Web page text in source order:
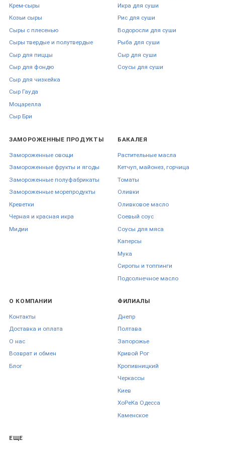
Для коммерческого направления предусмотрена фасовка опт
HoReCa. Популярные майонезные основы, бургерные и барбекю-
до 10 кг. Азиатские жидкие базы, шрирача и сладкий чили доступны
в ПЭТ-бутылках 1.8-1.95 л и канистрах до 20 л.Большой объем тары
снижает себестоимость
одной порции. Хранение закрытых
преимущественно при комнатной температуре без прямых
солнечных лучей. Открытые упаковки перемещают в холодильное
оборудование.
соусов в FoodFestival
ингредиентов для домашней кулинарии и коммерческого
использования. У нас можно купить актуальные позиции, опираясь
на подробные характеристики, состав и назначение. Цена на
организуем логистику и контролируем, чтобы доставка по Украине
проходила с соблюдением правил транспортировки пищевых
вкусов и добавьте нужные позиции в корзину для оформления
Соусы купить в ➦ FoodFestival. 【 Соусы 】большой выбор по
качества, ☎ (093)067-39-70 !
Крем-сыры
Козьи сыры
Сыры с плесенью
Сыры твердые и полутвердые
Сыр для пиццы
Сыр для фондю
Сыр для чизкейка
Сыр Гауда
Моцарелла
Сыр Бри
Икра для суши
Рис для суши
Водоросли для суши
Рыба для суши
Сыр для суши
Соусы для суши
ЗАМОРОЖЕННЫЕ ПРОДУКТЫ
Замороженные овощи
Замороженные фрукты и ягоды
Замороженные полуфабрикаты
Замороженные морепродукты
Креветки
Черная и красная икра
Мидии
БАКАЛЕЯ
Растительные масла
Кетчуп, майонез, горчица
Томаты
Оливки
Оливковое масло
Соевый соус
Соусы для мяса
Каперсы
Мука
Сиропы и топпинги
Подсолнечное масло
О КОМПАНИИ
Контакты
Доставка и оплата
О нас
Возврат и обмен
Блог
ФИЛИАЛЫ
Днепр
Полтава
Запорожье
Кривой Рог
Кропивницкий
Черкаcсы
Киев
ХоРеКа Одесса
Каменское
ЕЩЕ